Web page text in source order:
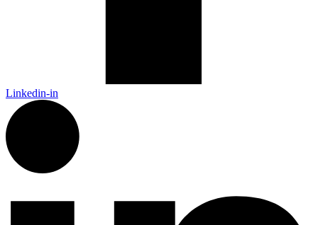
Linkedin-in